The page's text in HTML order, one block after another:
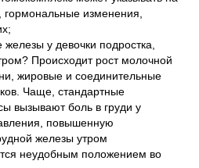
изменения,
у девочки подростка,
Происходит рост молочной
жировые и соединительные
Чаще, стандартные
вызывают боль в груди у
повышенную
железы утром
неудобным положением во